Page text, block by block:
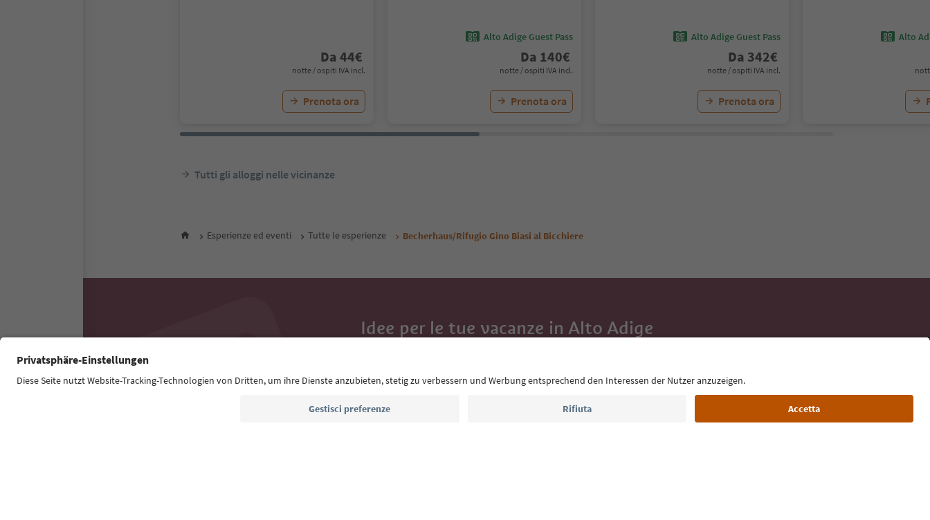
Da 44€
notte / ospiti IVA incl.
Prenota ora
Alto Adige Guest Pass
Da 140€
notte / ospiti IVA incl.
Prenota ora
Alto Adige Guest Pass
Da 342€
notte / ospiti IVA incl.
Prenota ora
Alto
Tutti gli alloggi nelle vicinanze
Esperienze ed eventi Tutte le esperienze Becherhaus/Rifugio Gino Biasi al Bicchiere
Idee per le tue vacanze in Alto Adige
eventi da non perdere e ricette tipiche.